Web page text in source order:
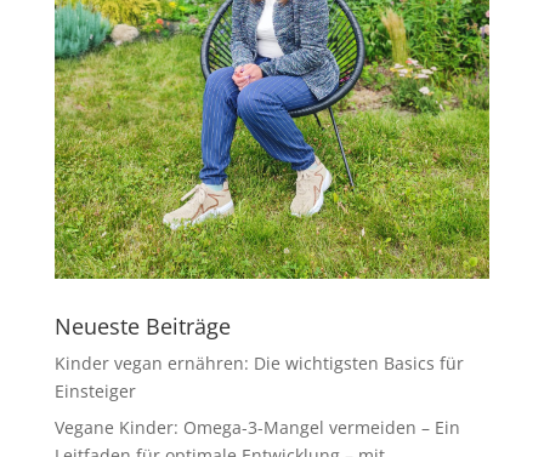
Neueste Beiträge
Kinder vegan ernähren: Die wichtigsten Basics für
Einsteiger
Vegane Kinder: Omega-3-Mangel vermeiden – Ein